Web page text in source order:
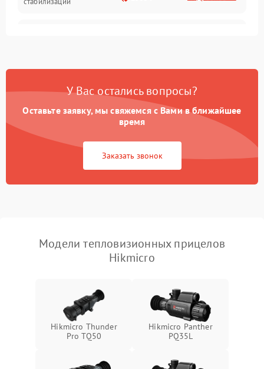
Неисправность системы
Поломка системы GPS 2000 ₽ Подробнее →
Повреждение системы
защиты от перегрузок
1500 ₽
автоматического
1500 ₽ Подробнее →
Неисправность системы
перенапряжения
1500 ₽ Подробнее →
У Вас остались вопросы?
Оставьте заявку, мы свяжемся с Вами в ближайшее
время
Заказать звонок
Модели тепловизионных прицелов
Hikmicro
Hikmicro Thunder
Pro TQ50
Hikmicro Panther
PQ35L